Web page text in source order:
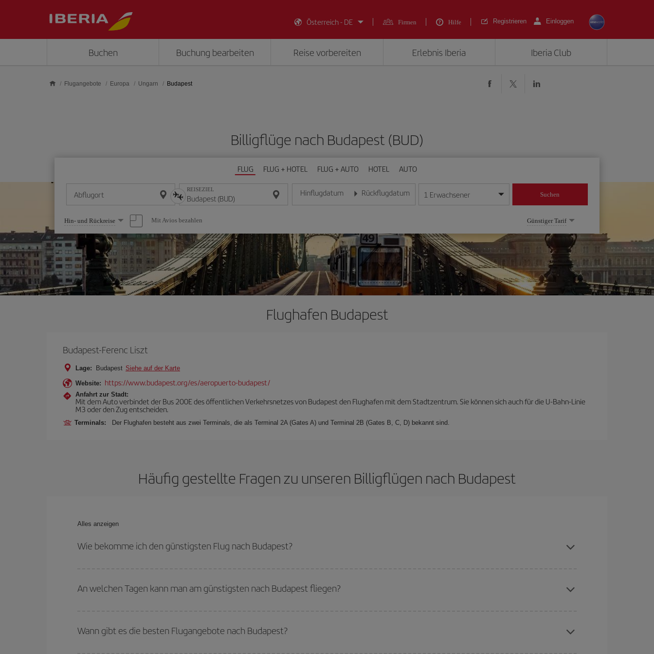
Österreich - DE
Firmen Hilfe Registrieren Einloggen
Buchen Buchung bearbeiten Reise vorbereiten Erlebnis Iberia Iberia Club
Flugangebote Europa Ungarn Budapest
Billigflüge nach Budapest (BUD)
FLUG FLUG + HOTEL FLUG + AUTO HOTEL AUTO
Abflugort REISEZIEL Hinflugdatum
Geben Sie das Datum im Format Tag/Monat/Jahr ein
Rückflugdatum
Geben Sie das Datum im Format Tag/Monat/Jahr ein
1 Erwachsener Suchen
Wählen
Sie
eine
Option
Hin- und Rückreise Mit Avios bezahlen Günstiger Tarif
Flughafen Budapest
Budapest-Ferenc Liszt
Lage: Budapest Siehe auf der Karte
Website: https://www.budapest.org/es/aeropuerto-budapest/
Anfahrt zur Stadt:
Mit dem Auto verbindet der Bus 200E des öffentlichen Verkehrsnetzes von Budapest den Flughafen mit dem Stadtzentrum. Sie können sich auch für die U-Bahn-Linie
M3 oder den Zug entscheiden.
Terminals: Der Flughafen besteht aus zwei Terminals, die als Terminal 2A (Gates A) und Terminal 2B (Gates B, C, D) bekannt sind.
Häufig gestellte Fragen zu unseren Billigflügen nach Budapest
Alles anzeigen
Wie bekomme ich den günstigsten Flug nach Budapest?
flexibel sein können. Auch wenn Sie sich noch nicht für ein bestimmtes Reiseziel entschieden haben, schauen Sie sich unsere Angebote an und lassen Sie sich inspirieren: Sie
werden sicher den günstigsten Flug finden.
An welchen Tagen kann man am günstigsten nach Budapest fliegen?
Sie abfliegen, wohin Sie fliegen wollen und wann Sie reisen möchten. Wir zeigen Ihnen die günstigsten Flüge, nicht nur
, sowohl für den Hin- als auch für den Rückflug, damit Sie das beste Angebot finden können. Schauen Sie sich auch die verschiedenen Flugoptionen an, die wir jeden Tag
Wann gibt es die besten Flugangebote nach Budapest?